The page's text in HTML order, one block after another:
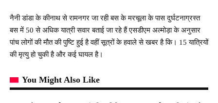
नैनी डांडा के कीनाथ से रामनगर जा रही बस के मरचूला के पास दुर्घटनाग्रस्त
बस में 50 से अधिक यात्री सवार बताई जा रहे हैं एसडीएम अल्मोड़ा के अनुसार
पांच लोगों की मौत की पुष्टि हुई है वहीं सूत्रों के हवाले से खबर है कि। 15 यात्रियों
की मृत्यु हो चुकी है और कई घायल है।
You Might Also Like